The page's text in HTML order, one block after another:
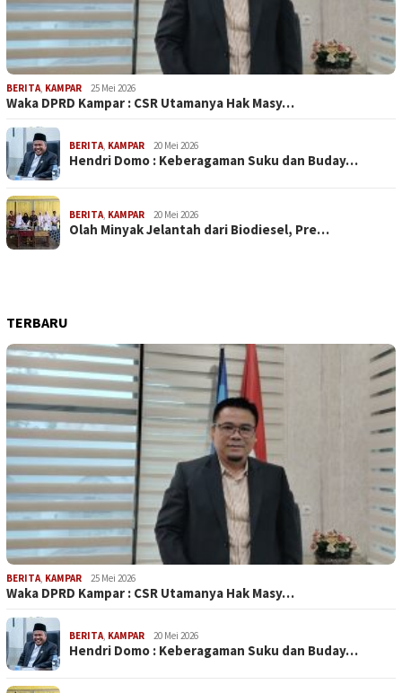
BERITA, KAMPAR 25 Mei 2026
Waka DPRD Kampar : CSR Utamanya Hak Masy…
BERITA, KAMPAR 20 Mei 2026
Hendri Domo : Keberagaman Suku dan Buday…
BERITA, KAMPAR 20 Mei 2026
Olah Minyak Jelantah dari Biodiesel, Pre…
TERBARU
BERITA, KAMPAR 25 Mei 2026
Waka DPRD Kampar : CSR Utamanya Hak Masy…
BERITA, KAMPAR 20 Mei 2026
Hendri Domo : Keberagaman Suku dan Buday…